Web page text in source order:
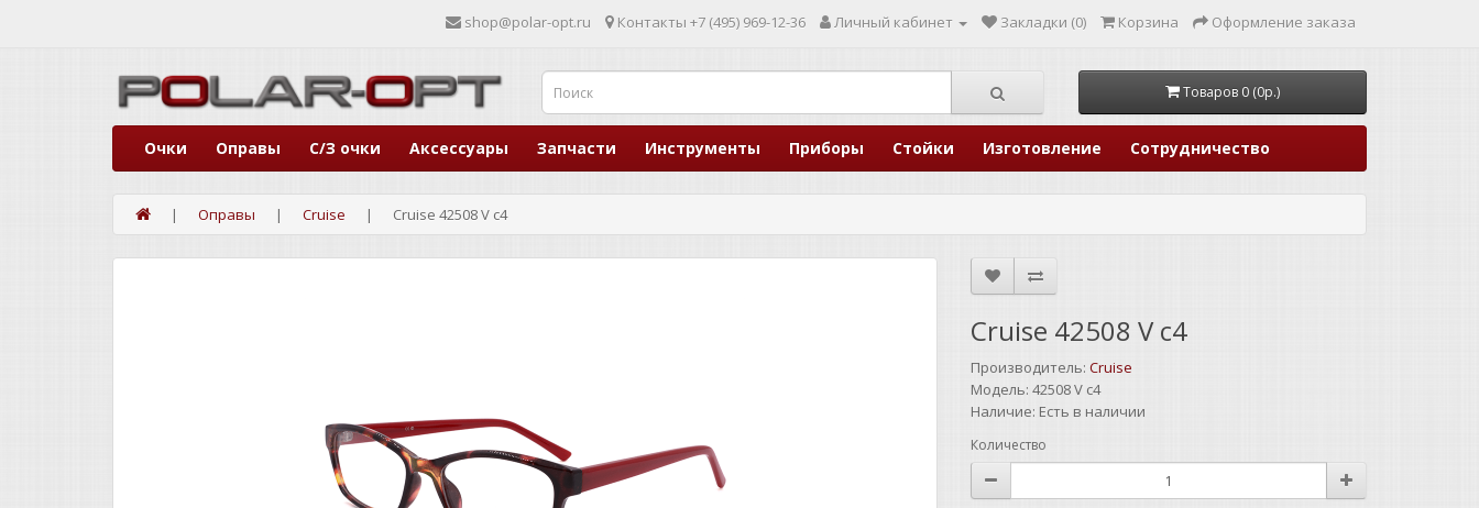
shop@polar-opt.ru Контакты +7 (495) 969-12-36 Личный кабинет Закладки (0) Корзина Оформление заказа
Товаров 0 (0р.)
Очки Оправы С/З очки Аксессуары Запчасти Инструменты Приборы Стойки Изготовление Сотрудничество
Оправы Cruise Cruise 42508 V c4
Cruise 42508 V c4
Производитель: Cruise
Модель: 42508 V c4
Наличие: Есть в наличии
Количество